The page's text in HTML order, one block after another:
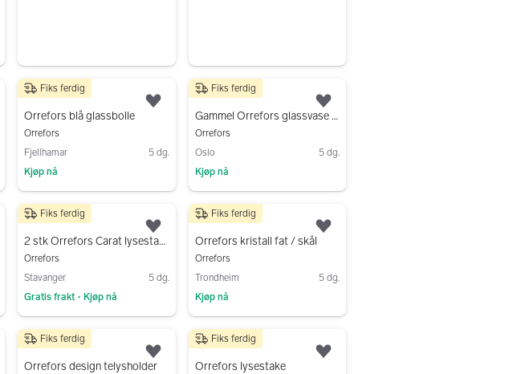
Legg til som favoritt.
399 kr
Orrefors blå glassbolle
Orrefors
Fjellhamar
5 dg.
Kjøp nå
Fiks ferdig
Legg til som favoritt.
350 kr
Gammel Orrefors glassvase #162
Orrefors
Oslo
5 dg.
Kjøp nå
Fiks ferdig
Legg til som favoritt.
1 200 kr
2 stk Orrefors Carat lysestaker krystallglass sølv 24,2 cm høyde
Orrefors
Stavanger
5 dg.
Gratis frakt • Kjøp nå
Fiks ferdig
Legg til som favoritt.
750 kr
Orrefors kristall fat / skål
Orrefors
Trondheim
5 dg.
Kjøp nå
Fiks ferdig
Legg til som favoritt.
299 kr
Orrefors design telysholder
Fiks ferdig
Legg til som favoritt.
100 kr
Orrefors lysestake
Fiks ferdig